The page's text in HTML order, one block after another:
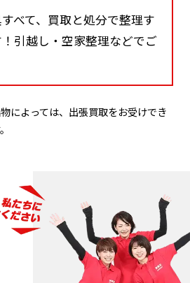
べて、買取と処分で整理す
引越し・空家整理などでご
によっては、出張買取をお受けでき